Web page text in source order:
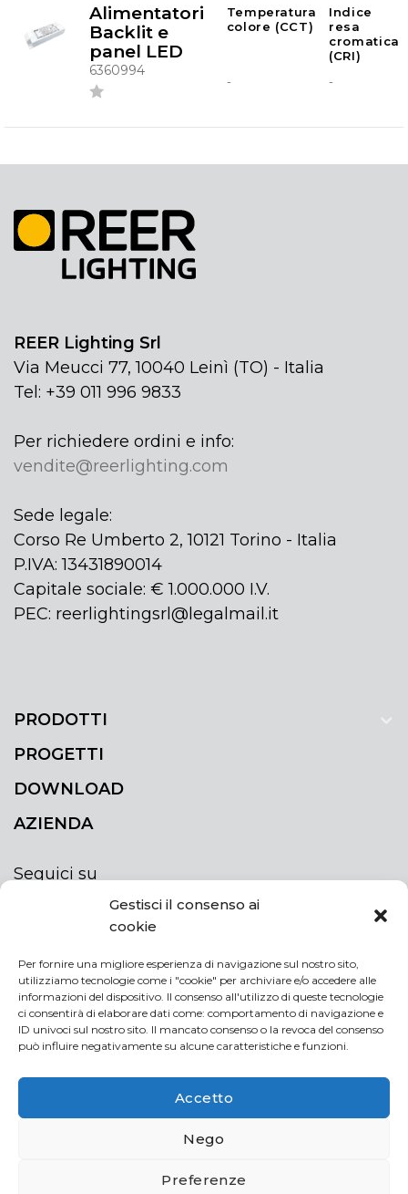
Gestisci il consenso ai
cookie
Per fornire una migliore esperienza di navigazione sul nostro sito,
utilizziamo tecnologie come i "cookie" per archiviare e/o accedere alle
informazioni del dispositivo. Il consenso all'utilizzo di queste tecnologie
ci consentirà di elaborare dati come: comportamento di navigazione e
ID univoci sul nostro sito. Il mancato consenso o la revoca del consenso
può influire negativamente su alcune caratteristiche e funzioni.
Accetto
Nego
Preferenze
Alimentatori
Backlit e
panel LED
6360994
Temperatura
colore (CCT)
Indice
resa
cromatica
(CRI)
-
-
REER Lighting Srl
Via Meucci 77, 10040 Leinì (TO) - Italia
Tel: +39 011 996 9833
Per richiedere ordini e info:
vendite@reerlighting.com
Sede legale:
Corso Re Umberto 2, 10121 Torino - Italia
P.IVA: 13431890014
Capitale sociale: € 1.000.000 I.V.
PEC: reerlightingsrl@legalmail.it
PRODOTTI
PROGETTI
DOWNLOAD
AZIENDA
Seguici su
ISCRIVITI ALLA NEWSLETTER
Rimani sempre aggiornato iscrivendoti alla
newsletter
NEWSLETTER
Acconsento al trattamento dei miei dati personali
If